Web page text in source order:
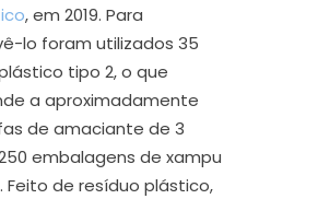
, em 2019. Para
lo foram utilizados 35
tipo 2, o que
a aproximadamente
de amaciante de 3
embalagens de xampu
Feito de resíduo plástico,